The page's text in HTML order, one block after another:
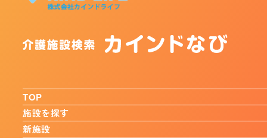
TOP
施設を探す
新施設